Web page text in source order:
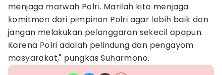
menjaga marwah Polri. Marilah kita menjaga
komitmen dari pimpinan Polri agar lebih baik dan
jangan melakukan pelanggaran sekecil apapun.
Karena Polri adalah pelindung dan pengayom
masyarakat," pungkas Suharmono.